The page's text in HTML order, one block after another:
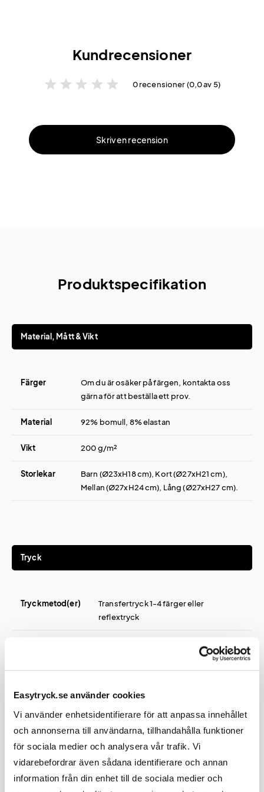
Easytryck.se använder cookies
Vi använder enhetsidentifierare för att anpassa innehållet
och annonserna till användarna, tillhandahålla funktioner
för sociala medier och analysera vår trafik. Vi
vidarebefordrar även sådana identifierare och annan
information från din enhet till de sociala medier och
Kundrecensioner
star star star star star 0 recensioner (0,0 av 5)
Skriv en recension
Produktspecifikation
Material, Mått & Vikt
Färger
Om du är osäker på färgen, kontakta oss
gärna för att beställa ett prov.
Material 92% bomull, 8% elastan
Vikt 200 g/m²
Storlekar
Barn (Ø23xH18 cm), Kort (Ø27xH21 cm),
Mellan (Ø27xH24 cm), Lång (Ø27xH27 cm).
Tryck
Tryckmetod(er)
Transfertryck 1-4 färger eller
reflextryck
färgmatchning
garanteras, men det blir riktigt nära.
Mössfärgers PMS-koder är